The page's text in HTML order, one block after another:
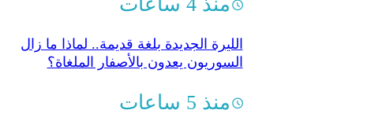
منذ 4 ساعات
الليرة الجديدة بلغة قديمة..‏ لماذا ما زال
السوريون يعدون بالأصفار الملغاة؟
منذ 5 ساعات